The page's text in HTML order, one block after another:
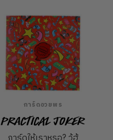
การ์ดอวยพร
Practical Joker